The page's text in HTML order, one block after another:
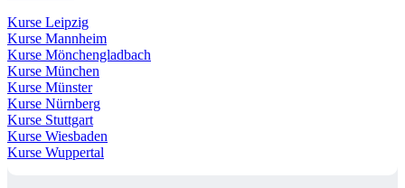
Kurse Leipzig
Kurse Mannheim
Kurse Mönchengladbach
Kurse München
Kurse Münster
Kurse Nürnberg
Kurse Stuttgart
Kurse Wiesbaden
Kurse Wuppertal